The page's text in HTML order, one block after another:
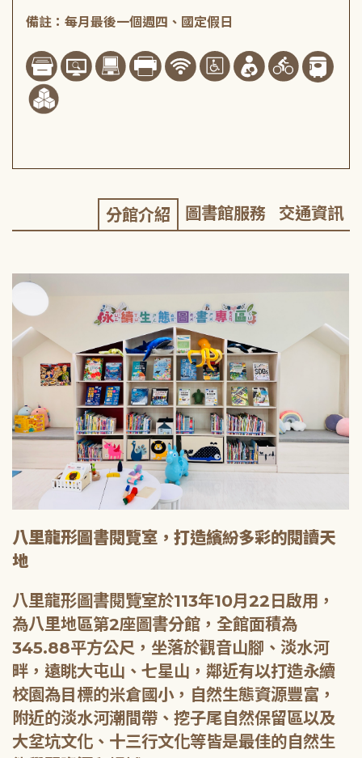
備註：每月最後一個週四、國定假日
分館介紹 圖書館服務 交通資訊
八里龍形圖書閱覽室，打造繽紛多彩的閱讀天
地
八里龍形圖書閱覽室於113年10月22日啟用，
為八里地區第2座圖書分館，全館面積為
345.88平方公尺，坐落於觀音山腳、淡水河
畔，遠眺大屯山、七星山，鄰近有以打造永續
校園為目標的米倉國小，自然生態資源豐富，
附近的淡水河潮間帶、挖子尾自然保留區以及
大坌坑文化、十三行文化等皆是最佳的自然生